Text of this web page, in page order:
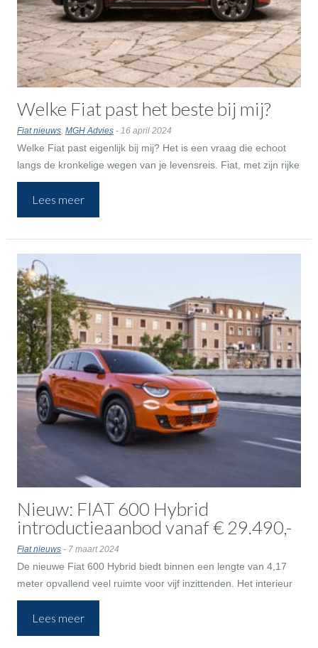
Welke Fiat past het beste bij mij?
Fiat nieuws, MGH Advies- 16 april 2024
Welke Fiat past eigenlijk bij mij? Het is een vraag die echoot
langs de kronkelige wegen van je levensreis. Fiat, met zijn rijke
erfgoed en sprankelende toekomst, biedt een scala aan
karakters op vier wielen, elk met een eigen verhaal. Maar
welke Fiat ga je kopen? We helpen je op weg om de juiste
Lees meer
Nieuw: FIAT 600 Hybrid
introductieaanbod vanaf € 29.490,-
Fiat nieuws- 7 maart 2024
De nieuwe Fiat 600 Hybrid biedt binnen een lengte van 4,17
meter opvallend veel ruimte voor vijf inzittenden. Het interieur
herbergt maar liefst 15 liter aan opbergruimtes voor
persoonlijke spullen. Ze zijn te vinden in de centrale console
tussen de voorstoelen – met een speciale cover en flexibele
Lees meer